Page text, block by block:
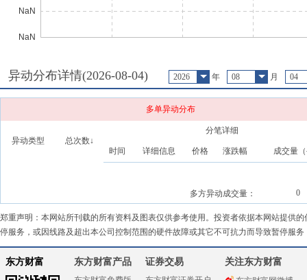
异动分布详情(2026-08-04) 2026 年 08 月 04
多单异动分布
异动类型 总次数↓
分笔详细
时间 详细信息 价格 涨跌幅 成交量
多方异动成交量： 0
郑重声明：本网站所刊载的所有资料及图表仅供参考使用。投资者依据本网站提供
停服务，或因线路及超出本公司控制范围的硬件故障或其它不可抗力而导致暂停服
东方财富 东方财富产品 证券交易 关注东方财富